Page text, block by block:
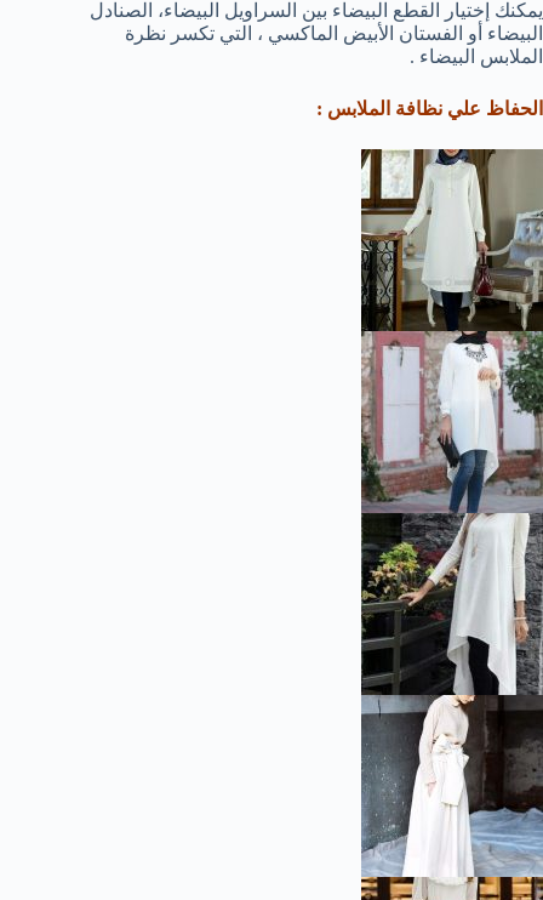
يمكنك إختيار القطع البيضاء بين السراويل البيضاء، الصنادل
البيضاء أو الفستان الأبيض الماكسي ، التي تكسر نظرة
الملابس البيضاء .
الحفاظ علي نظافة الملابس :